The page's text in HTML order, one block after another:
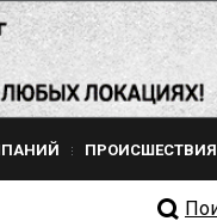
ПРОИСШЕСТВИЯ